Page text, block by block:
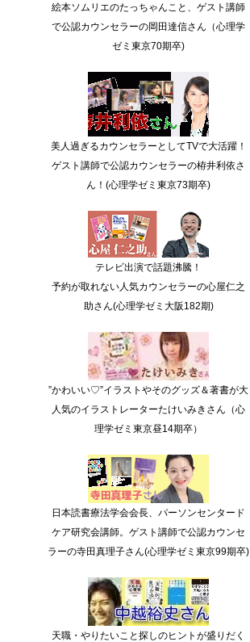
絵本ソムリエのたっちゃんこと、ゲスト講師
で公認カウンセラーの岡田達信さん（心理学
ゼミ東京70期卒)
美人過ぎるカウンセラーとしてTVで大活躍！
ゲスト講師で公認カウンセラーの栫井利依さ
ん！(心理学ゼミ東京73期卒)
テレビ出演で話題沸騰！
予約が取れない人気カウンセラーの心屋仁之
助さん(心理学ゼミ大阪182期)
”かわいい♡”イラストやそのグッズ＆著書が大
人気のイラストレーターたけいみきさん（心
理学ゼミ東京昼14期卒）
日本読書療法学会会長、パーソンセンタード
ケア研究会講師。ゲスト講師で公認カウンセ
ラーの寺田真理子さん(心理学ゼミ東京99期卒)
天職・やりたいこと探しのヒントが盛りだく